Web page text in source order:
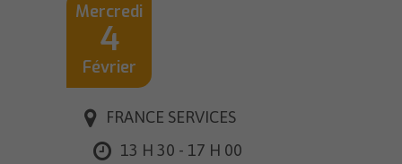
Mercredi
4
Février
FRANCE SERVICES
13 H 30 - 17 H 00